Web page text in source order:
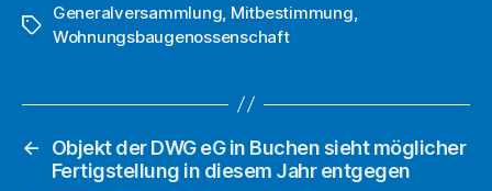
Schlagwörter
Generalversammlung, Mitbestimmung,
Wohnungsbaugenossenschaft
←
Objekt der DWG eG in Buchen sieht möglicher
Fertigstellung in diesem Jahr entgegen